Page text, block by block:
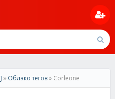
» Облако тегов» Corleone